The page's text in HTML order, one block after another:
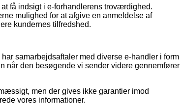
få indsigt i e-forhandlerens troværdighed.
mulighed for at afgive en anmeldelse af
kundernes tilfredshed.
samarbejdsaftaler med diverse e-handler i form
når den besøgende vi sender videre gennemfører
men der gives ikke garantier imod
vores informationer.